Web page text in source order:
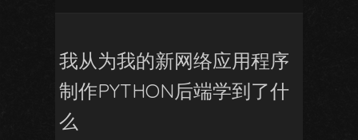
我从为我的新网络应用程序
制作PYTHON后端学到了什
么